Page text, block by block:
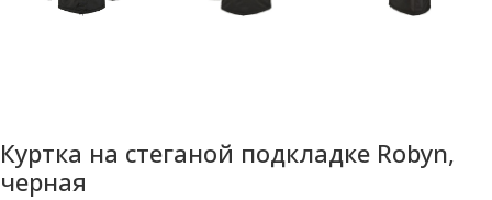
Куртка на стеганой подкладке Robyn,
черная